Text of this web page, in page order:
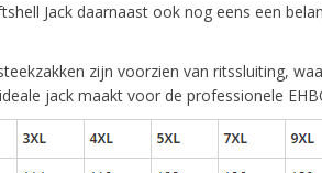
Jack daarnaast ook nog eens een
zijn voorzien van ritssluiting,
jack maakt voor de professionele